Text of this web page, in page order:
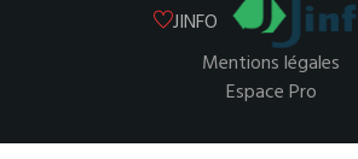
JINFO
Mentions légales
Espace Pro